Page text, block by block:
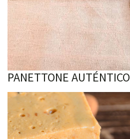
PANETTONE AUTÉNTICO